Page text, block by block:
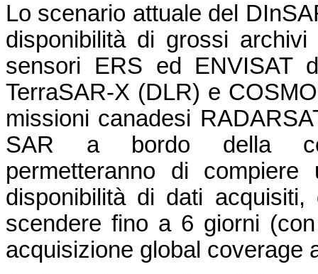
Lo scenario attuale del
disponibilità di grossi
sensori ERS ed ENVISAT
TerraSAR-X (DLR) e
missioni canadesi
SAR a bordo della
permetteranno di
disponibilità di dati
scendere fino a 6 giorni
acquisizione global coverage